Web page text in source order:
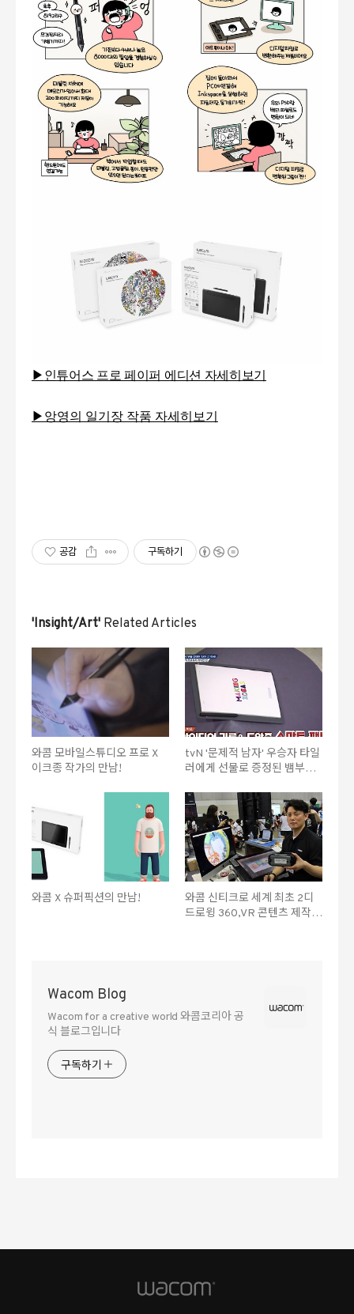
▶ 인튜어스 프로 페이퍼 에디션 자세히보기
▶앙영의 일기장 작품 자세히보기
공감 구독하기
'Insight/Art' Related Articles
와콤 모바일스튜디오 프로 X
이크종 작가의 만남!
tvN '문제적 남자' 우승자 타일
러에게 선물로 증정된 뱀부슬
와콤 X 슈퍼픽션의 만남!
와콤 신티크로 세계 최초 2디
드로윙 360,VR 콘텐츠 제작 -
Wacom Blog
Wacom for a creative world 와콤코리아 공
식 블로그입니다
구독하기